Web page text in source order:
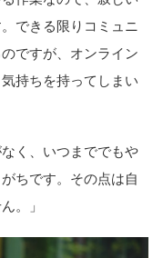
できる限りコミュニ
ですが、オンライン
持ちを持ってしまい
く、いつまででもや
ちです。その点は自
。」